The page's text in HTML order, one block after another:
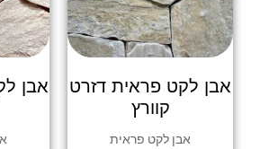
אבן לקט פראית דזרט
קוורץ
אבן לקט פראית
אבן